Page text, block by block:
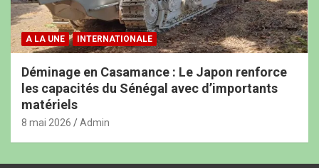
A LA UNE INTERNATIONALE
Déminage en Casamance : Le Japon renforce
les capacités du Sénégal avec d’importants
matériels
8 mai 2026 Admin